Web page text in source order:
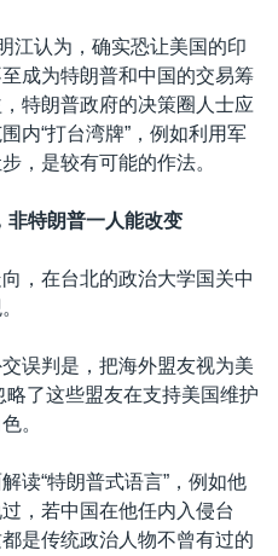
江认为，确实恐让美国的印
成为特朗普和中国的交易筹
特朗普政府的决策圈人士应
内“打台湾牌”，例如利用军
，是较有可能的作法。
非特朗普一人能改变
，在台北的政治大学国关中
误判是，把海外盟友视为美
略了这些盟友在支持美国维护
。
读“特朗普式语言”，例如他
，若中国在他任内入侵台
是传统政治人物不曾有过的